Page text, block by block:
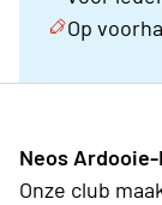
Op
Neos
Onze club